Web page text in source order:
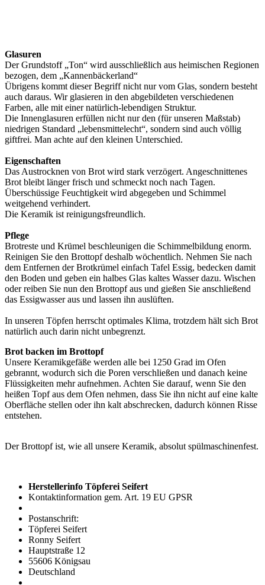
Glasuren
Der Grundstoff „Ton“ wird ausschließlich aus heimischen Regionen
bezogen, dem „Kannenbäckerland“
Übrigens kommt dieser Begriff nicht nur vom Glas, sondern besteht
auch daraus. Wir glasieren in den abgebildeten verschiedenen
Farben, alle mit einer natürlich-lebendigen Struktur.
Die Innenglasuren erfüllen nicht nur den (für unseren Maßstab)
niedrigen Standard „lebensmittelecht“, sondern sind auch völlig
giftfrei. Man achte auf den kleinen Unterschied.
Eigenschaften
Das Austrocknen von Brot wird stark verzögert. Angeschnittenes
Brot bleibt länger frisch und schmeckt noch nach Tagen.
Überschüssige Feuchtigkeit wird abgegeben und Schimmel
weitgehend verhindert.
Die Keramik ist reinigungsfreundlich.
Pflege
Brotreste und Krümel beschleunigen die Schimmelbildung enorm.
Reinigen Sie den Brottopf deshalb wöchentlich. Nehmen Sie nach
dem Entfernen der Brotkrümel einfach Tafel Essig, bedecken damit
den Boden und geben ein halbes Glas kaltes Wasser dazu. Wischen
oder reiben Sie nun den Brottopf aus und gießen Sie anschließend
das Essigwasser aus und lassen ihn auslüften.
In unseren Töpfen herrscht optimales Klima, trotzdem hält sich Brot
natürlich auch darin nicht unbegrenzt.
Brot backen im Brottopf
Unsere Keramikgefäße werden alle bei 1250 Grad im Ofen
gebrannt, wodurch sich die Poren verschließen und danach keine
Flüssigkeiten mehr aufnehmen. Achten Sie darauf, wenn Sie den
heißen Topf aus dem Ofen nehmen, dass Sie ihn nicht auf eine kalte
Oberfläche stellen oder ihn kalt abschrecken, dadurch können Risse
entstehen.
Der Brottopf ist, wie all unsere Keramik, absolut spülmaschinenfest.
Herstellerinfo Töpferei Seifert
Kontaktinformation gem. Art. 19 EU GPSR
Postanschrift:
Töpferei Seifert
Ronny Seifert
Hauptstraße 12
55606 Königsau
Deutschland